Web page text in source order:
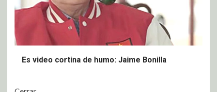
Es video cortina de humo: Jaime Bonilla